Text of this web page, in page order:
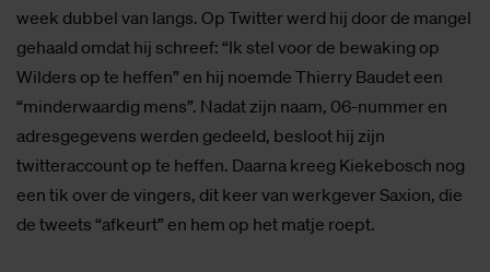
week dubbel van langs. Op Twitter werd hij door de mangel
gehaald omdat hij schreef: “Ik stel voor de bewaking op
Wilders op te heffen” en hij noemde Thierry Baudet een
“minderwaardig mens”. Nadat zijn naam, 06-nummer en
adresgegevens werden gedeeld, besloot hij zijn
twitteraccount op te heffen. Daarna kreeg Kiekebosch nog
een tik over de vingers, dit keer van werkgever Saxion, die
de tweets “afkeurt” en hem op het matje roept.